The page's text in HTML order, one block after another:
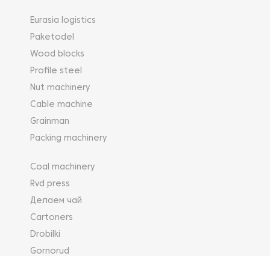
Eurasia logistics
Paketodel
Wood blocks
Profile steel
Nut machinery
Cable machine
Grainman
Packing machinery
Coal machinery
Rvd press
Делаем чай
Cartoners
Drobilki
Gornorud